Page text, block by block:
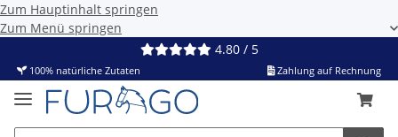
Zum Hauptinhalt springen
Zum Menü springen
4.80 / 5
100% natürliche Zutaten Zahlung auf Rechnung